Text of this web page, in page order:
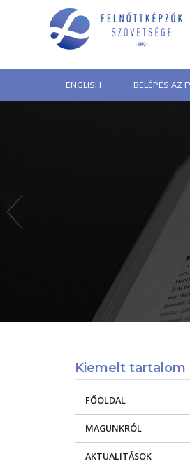
ENGLISH BELÉPÉS AZ
Kiemelt tartalom
FŐOLDAL
MAGUNKRÓL
AKTUALITÁSOK